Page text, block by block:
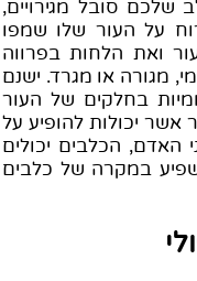
סובל מגירויים,
על העור שלו שמפו
ואת הלחות בפרווה
מגורה או מגרד. ישנם
בחלקים של העור
אשר יכולות להופיע על
האדם, הכלבים יכולים
במקרה של כלבים